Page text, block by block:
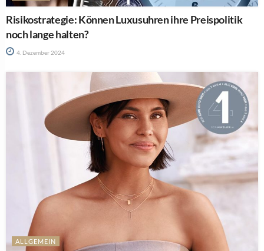
Risikostrategie: Können Luxusuhren ihre Preispolitik
noch lange halten?
4. Dezember 2024
ALLGEMEIN